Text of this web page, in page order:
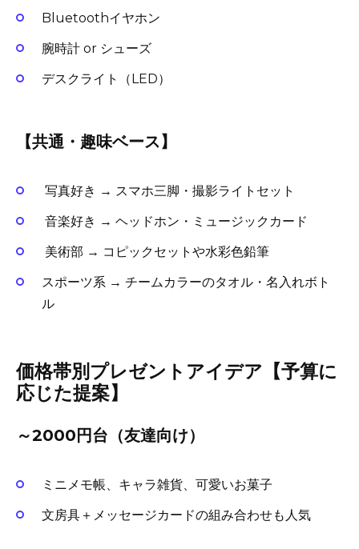
Bluetoothイヤホン
腕時計 or シューズ
デスクライト（LED）
【共通・趣味ベース】
写真好き → スマホ三脚・撮影ライトセット
音楽好き → ヘッドホン・ミュージックカード
美術部 → コピックセットや水彩色鉛筆
スポーツ系 → チームカラーのタオル・名入れボト
ル
価格帯別プレゼントアイデア【予算に
応じた提案】
～2000円台（友達向け）
ミニメモ帳、キャラ雑貨、可愛いお菓子
文房具＋メッセージカードの組み合わせも人気